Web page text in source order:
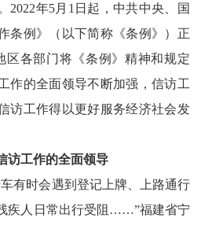
2022年5月1日起，中共中央、国
条例》（以下简称《条例》）正
区各部门将《条例》精神和规定
作的全面领导不断加强，信访工
访工作得以更好服务经济社会发
访工作的全面领导
有时会遇到登记上牌、上路通行
疾人日常出行受阻……”福建省宁